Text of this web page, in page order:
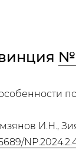
№
И.Н.,